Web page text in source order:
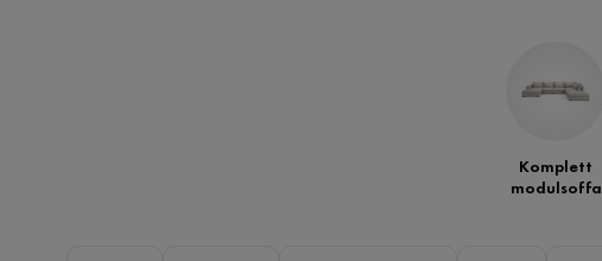
Komplett
modulsoffa